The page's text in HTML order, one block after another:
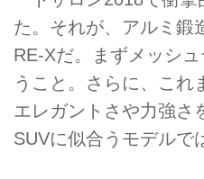
た。それが、アルミ鍛
RE-Xだ。まずメッシ
うこと。さらに、これ
エレガントさや力強さ
SUVに似合うモデルで